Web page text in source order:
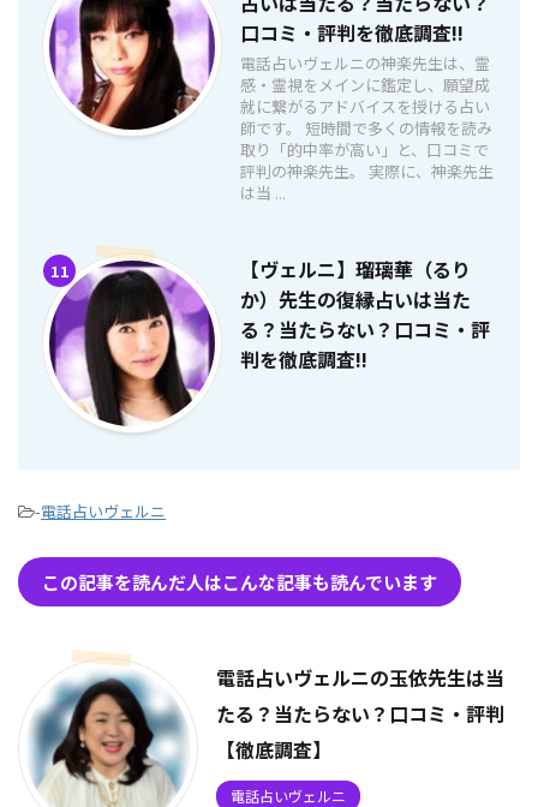
口コミ・評判を徹底調査!!
電話占いヴェルニの神楽先生は、霊
感・霊視をメインに鑑定し、願望成
就に繋がるアドバイスを授ける占い
師です。 短時間で多くの情報を読み
取り「的中率が高い」と、口コミで
評判の神楽先生。 実際に、神楽先生
は当 ...
11
【ヴェルニ】瑠璃華（るり
か）先生の復縁占いは当た
る？当たらない？口コミ・評
判を徹底調査!!
-電話占いヴェルニ
この記事を読んだ人はこんな記事も読んでいます
電話占いヴェルニの玉依先生は当
たる？当たらない？口コミ・評判
【徹底調査】
電話占いヴェルニ